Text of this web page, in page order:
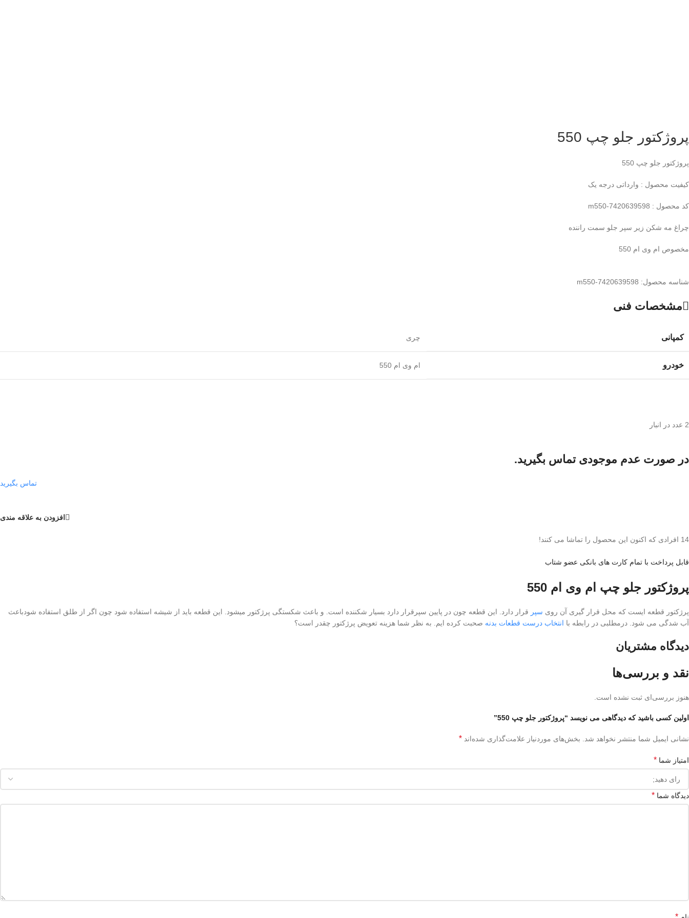
پروژکتور جلو چپ 550
پروژکتور جلو چپ 550
کیفیت محصول : وارداتی درجه یک
کد محصول : m550-7420639598
چراغ مه شکن زیر سپر جلو سمت راننده
مخصوص ام وی ام 550
شناسه محصول: m550-7420639598
مشخصات فنی
کمپانی چری
خودرو ام وی ام 550
2 عدد در انبار
در صورت عدم موجودی تماس بگیرید.
تماس بگیرید
افزودن به علاقه مندی
14 افرادی که اکنون این محصول را تماشا می کنند!
قابل پرداخت با تمام کارت های بانکی عضو شتاب
پروژکتور جلو چپ ام وی ام 550
پرژکتور قطعه ایست که محل قرار گیری آن روی سپر قرار دارد. این قطعه چون در پایین سپرقرار دارد بسیار شکننده است. و باعث شکستگی پرژکتور میشود. این قطعه باید از شیشه استفاده شود چون اگر از طلق استفاده شودباعث
آب شدگی می شود. درمطلبی در رابطه با انتخاب درست قطعات بدنه صحبت کرده ایم. به نظر شما هزینه تعویض پرژکتور چقدر است؟
دیدگاه مشتریان
نقد و بررسی‌ها
هنوز بررسی‌ای ثبت نشده است.
اولین کسی باشید که دیدگاهی می نویسد “پروژکتور جلو چپ 550”
نشانی ایمیل شما منتشر نخواهد شد. بخش‌های موردنیاز علامت‌گذاری شده‌اند *
امتیاز شما *
دیدگاه شما *